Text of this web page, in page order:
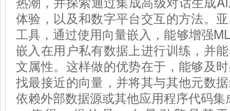
体验，以及和数字平台交互的方法。
工具，通过使用向量嵌入，能够增强
嵌入在用户私有数据上进行训练，并
文属性。这样做的优势在于，能够及
找最接近的向量，并将其与其他元数
依赖外部数据源或其他应用程序代码集